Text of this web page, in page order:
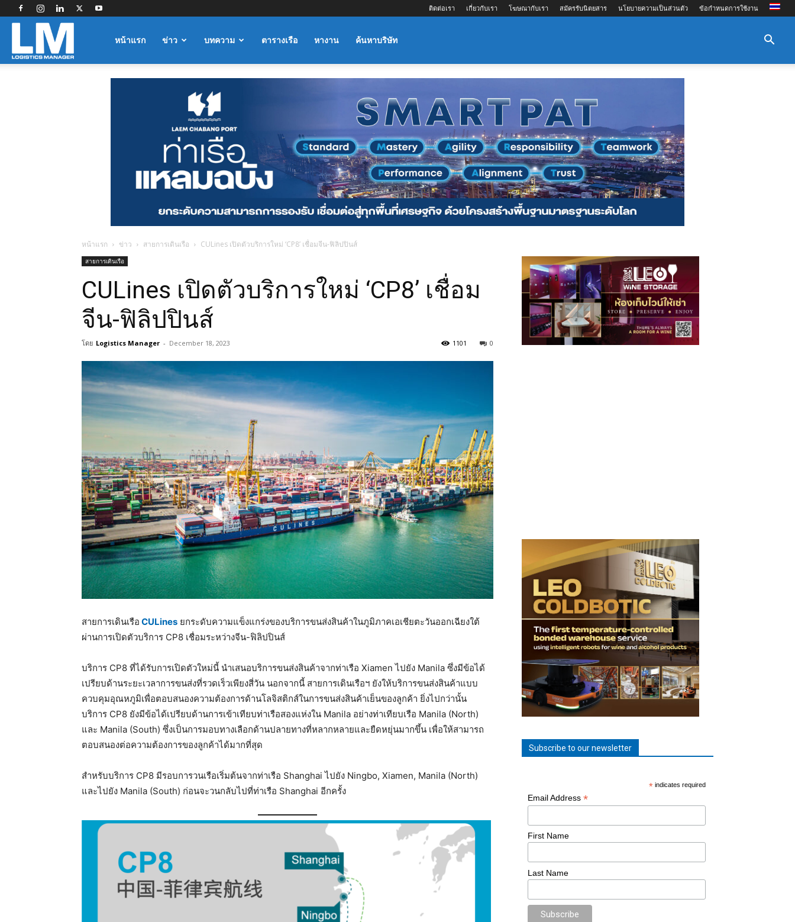
ติดต่อเรา เกี่ยวกับเรา โฆษณากับเรา สมัครรับนิตยสาร นโยบายความเป็นส่วนตัว ข้อกำหนดการใช้งาน
Logisticsหน้าแรก ข่าว บทความ ตารางเรือ หางาน ค้นหาบริษัท
หน้าแรก ข่าว สายการเดินเรือ CULines เปิดตัวบริการใหม่ ‘CP8’ เชื่อมจีน-ฟิลิปปินส์
สายการเดินเรือ
CULines เปิดตัวบริการใหม่ ‘CP8’ เชื่อม
จีน-ฟิลิปปินส์
โดย Logistics Manager - December 18, 2023 0
1101
สายการเดินเรือ CULines ยกระดับความแข็งแกร่งของบริการขนส่งสินค้าในภูมิภาคเอเชียตะวันออกเฉียงใต้
ผ่านการเปิดตัวบริการ CP8 เชื่อมระหว่างจีน-ฟิลิปปินส์
บริการ CP8 ที่ได้รับการเปิดตัวใหม่นี้ นำเสนอบริการขนส่งสินค้าจากท่าเรือ Xiamen ไปยัง Manila ซึ่งมีข้อได้
เปรียบด้านระยะเวลาการขนส่งที่รวดเร็วเพียงสี่วัน นอกจากนี้ สายการเดินเรือฯ ยังให้บริการขนส่งสินค้าแบบ
ควบคุมอุณหภูมิเพื่อตอบสนองความต้องการด้านโลจิสติกส์ในการขนส่งสินค้าเย็นของลูกค้า ยิ่งไปกว่านั้น
บริการ CP8 ยังมีข้อได้เปรียบด้านการเข้าเทียบท่าเรือสองแห่งใน Manila อย่างท่าเทียบเรือ Manila (North)
และ Manila (South) ซึ่งเป็นการมอบทางเลือกด้านปลายทางที่หลากหลายและยืดหยุ่นมากขึ้น เพื่อให้สามารถ
ตอบสนองต่อความต้องการของลูกค้าได้มากที่สุด
สำหรับบริการ CP8 มีรอบการวนเรือเริ่มต้นจากท่าเรือ Shanghai ไปยัง Ningbo, Xiamen, Manila (North)
และไปยัง Manila (South) ก่อนจะวนกลับไปที่ท่าเรือ Shanghai อีกครั้ง
Subscribe to our newsletter
* indicates required
Email Address *
First Name
Last Name